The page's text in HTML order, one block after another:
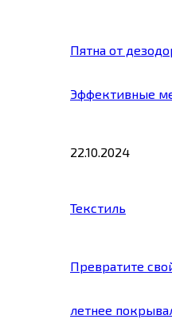
Пятна от
Эффективные
22.10.2024
Текстиль
Превратите
летнее